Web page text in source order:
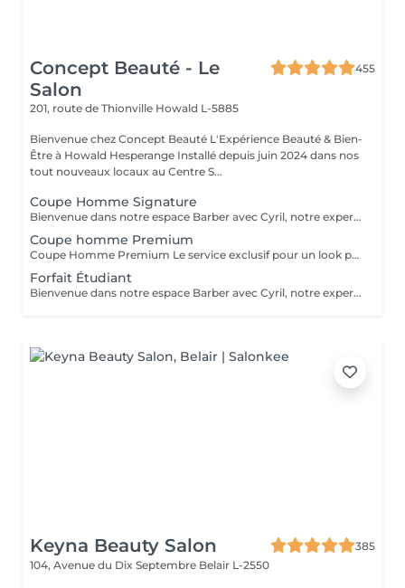
Concept Beauté - Le
Salon
455
201, route de Thionville Howald L-5885
Bienvenue chez Concept Beauté L'Expérience Beauté & Bien-
Être à Howald Hesperange Installé depuis juin 2024 dans nos
tout nouveaux locaux au Centre S...
Coupe Homme Signature
Bienvenue dans notre espace Barber avec Cyril, notre expert barbier. Nous accueillons notre clientèle masculine dans un espace Barber élégant et moderne, où Cyril, notre barbier, met son expertise au service de votre style. Que ce soit pour une coupe de cheveux impeccable ou un soin de barbe sur mesure, chaque prestation est réalisée avec précision et savoir-faire, dans une ambiance conviviale et raffinée. Coupe homme classique Une coupe réalisée aux ciseaux et à la tondeuse, adaptée à votre morphologie et à votre style. Cyril prendra le temps d'analyser votre implantation capillaire et votre type de cheveux pour un résultat structuré et naturel. La prestation inclut un shampooing et un coiffage soigné.
Coupe homme Premium
Coupe Homme Premium Le service exclusif pour un look parfait Notre Coupe Homme Premium est une prestation haut de gamme, pensée pour les hommes qui souhaitent une coupe soignée, parfaitement adaptée à leur style et à leur morphologie. Ce que comprend la Coupe Homme Premium : Diagnostic personnalisé : Cyril analyse votre type de cheveux, votre implantation capillaire et la forme de votre visage pour vous proposer une coupe sur mesure. Shampooing relaxant : Un soin lavant adapté à votre cuir chevelu et à votre type de cheveux, pour une sensation de fraîcheur et de bien-être. Coupe aux ciseaux & tondeuse : Une coupe réalisée avec précision et technique, pour un rendu naturel, structuré et facile à coiffer au quotidien. Coiffage & conseils : Mise en forme avec des produits adaptés (cire, pommade, poudre coiffante) et conseils personnalisés pour entretenir votre coupe à la maison. Finition soignée : Travail des contours, des pattes et de la nuque pour une allure nette et impeccable. Idéale pour ceux qui recherchent une coupe élégante, moderne et facile à entretenir. Nous accueillons notre clientèle masculine dans un espace Barber élégant et moderne, où Cyril, notre barbier, met son expertise au service de votre style. Chaque prestation est réalisée avec précision et savoir-faire, dans une ambiance conviviale et raffinée. Prenez rendez-vous et profitez d'un moment privilégié dans notre espace Barber.
Forfait Étudiant
Bienvenue dans notre espace Barber avec Cyril, notre expert barbier Nous accueillons notre clientèle masculine dans un espace Barber élégant et moderne, où Cyril, notre barbier, met son expertise au service de votre style. Que ce soit pour une coupe de cheveux impeccable ou un soin de barbe sur mesure, chaque prestation est réalisée avec précision et savoir-faire, dans une ambiance conviviale et raffinée. Forfait étudiant Une coupe tendance et personnalisée à tarif réduit pour les étudiants, avec un shampooing et un coiffage compris. Cyril vous conseille sur les coupes les plus adaptées à votre style et votre personnalité.
Keyna Beauty Salon
385
104, Avenue du Dix Septembre Belair L-2550